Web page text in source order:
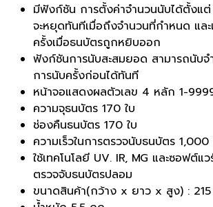
มีฟังก์ชัน การตั้งค่าจำนวนนับได้ตั้งแ
จะหยุดทันทีเมื่อถึงจำนวนที่กำหนด และ
ครั้งเมื่อธนบัตรถูกหยิบออก
ฟังก์ชันการนับสะสมยอด สามารถนับ
การนับครั้งก่อนได้ทันที
หน้าจอแสดงผลตัวเลข 4 หลัก 1-
ความจุธนบัตร 170 ใบ
ช่องคืนธนบัตร 170 ใบ
ความเร็วในการตรวจนับธนบัตร
ใช้เทคโนโลยี UV. IR, MG และซอฟต์แ
ตรวจจับธนบัตรปลอม
ขนาดสินค้า(กว้าง x ยาว x สูง) :